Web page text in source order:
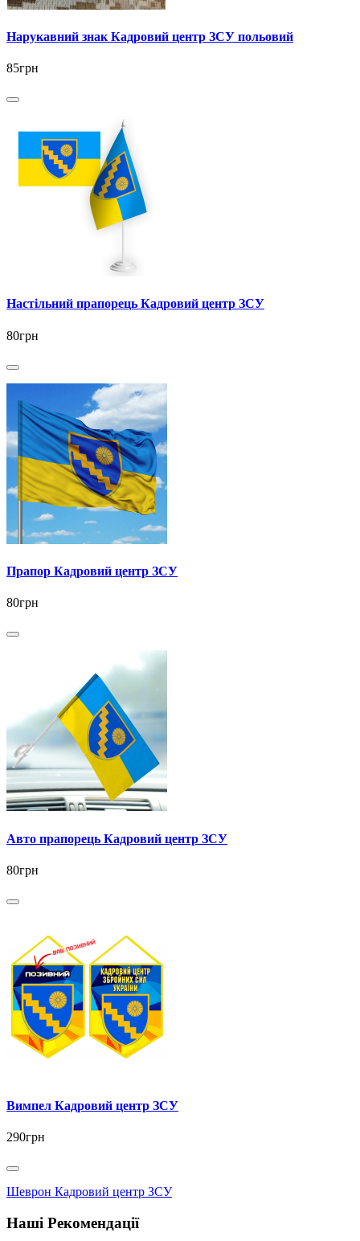
Нарукавний знак Кадровий центр ЗСУ польовий
85грн
Настільний прапорець Кадровий центр ЗСУ
80грн
Прапор Кадровий центр ЗСУ
80грн
Авто прапорець Кадровий центр ЗСУ
80грн
Вимпел Кадровий центр ЗСУ
290грн
Шеврон Кадровий центр ЗСУ
Наші Рекомендації